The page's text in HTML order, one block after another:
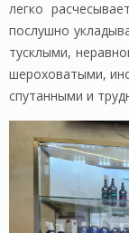
легко
послушно
тусклыми,
шероховатыми,
спутанными и